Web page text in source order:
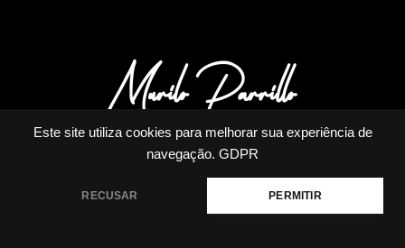
Este site utiliza cookies para melhorar sua experiência de
navegação. GDPR
RECUSAR PERMITIR